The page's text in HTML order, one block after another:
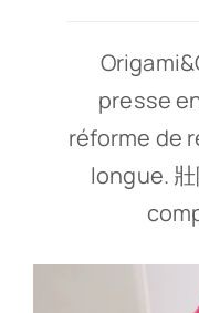
presse
réforme de
longue.